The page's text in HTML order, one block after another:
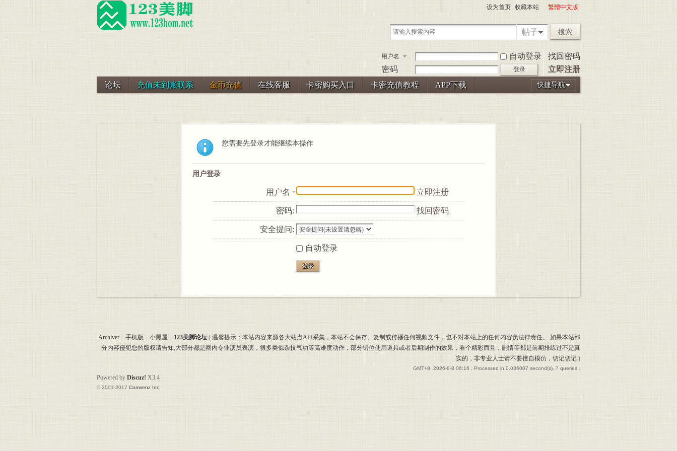
设为首页 收藏本站 繁體中文版
帖子 搜索
用户名 自动登录
找回密码
密码
登录 立即注册
快捷导航
论坛 充值未到账联系 金币充值 在线客服 卡密购买入口 卡密充值教程 APP下载
您需要先登录才能继续本操作
用户登录
用户名 立即注册
密码: 找回密码
安全提问:
自动登录
登录
Archiver 手机版 小黑屋 123美脚论坛 ( 温馨提示：本站内容来源各大站点API采集，本站不会保存、复制或传播任何视频文件，也不对本站上的任何内容负法律责任。 如果本站部
分内容侵犯您的版权请告知,大部分都是圈内专业演员表演，很多类似杂技气功等高难度动作，部分错位使用道具或者后期制作的效果，看个精彩而且，剧情等都是前期排练过不是真
实的，非专业人士请不要擅自模仿，切记切记 )
GMT+8, 2026-8-8 06:16 , Processed in 0.036007 second(s), 7 queries .
Powered by Discuz! X3.4
© 2001-2017 Comsenz Inc.